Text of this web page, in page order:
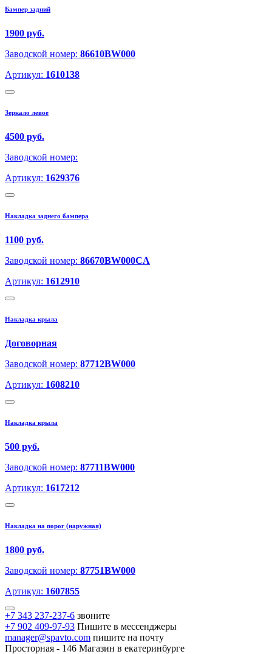
Бампер задний
1900 руб.
Заводской номер: 86610BW000
Артикул: 1610138
Зеркало левое
4500 руб.
Заводской номер:
Артикул: 1629376
Накладка заднего бампера
1100 руб.
Заводской номер: 86670BW000CA
Артикул: 1612910
Накладка крыла
Договорная
Заводской номер: 87712BW000
Артикул: 1608210
Накладка крыла
500 руб.
Заводской номер: 87711BW000
Артикул: 1617212
Накладка на порог (наружная)
1800 руб.
Заводской номер: 87751BW000
Артикул: 1607855
+7 343 237-237-6 звоните
+7 902 409-97-93 Пишите в мессенджеры
manager@spavto.com пишите на почту
Просторная - 146 Магазин в екатеринбурге